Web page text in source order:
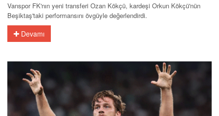
Vanspor FK'nın yeni transferi Ozan Kökçü, kardeşi Orkun Kökçü'nün
Beşiktaş'taki performansını övgüyle değerlendirdi.
Devamı